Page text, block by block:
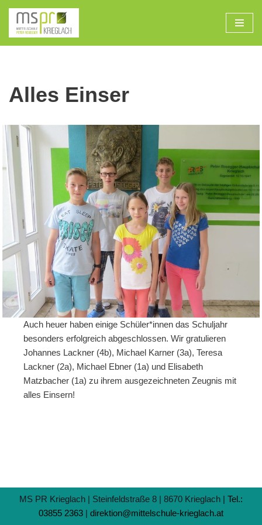
Zum
Inhalt
Alles Einser
Auch heuer haben einige Schüler*innen das Schuljahr
besonders erfolgreich abgeschlossen. Wir gratulieren
Johannes Lackner (4b), Michael Karner (3a), Teresa
Lackner (2a), Michael Ebner (1a) und Elisabeth
Matzbacher (1a) zu ihrem ausgezeichneten Zeugnis mit
alles Einsern!
MS PR Krieglach | Steinfeldstraße 8 | 8670 Krieglach | Tel.:
03855 2363 | direktion@mittelschule-krieglach.at